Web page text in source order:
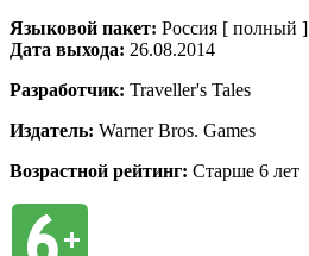
Языковой пакет: Россия [ полный ]
Дата выхода: 26.08.2014
Разработчик: Traveller's Tales
Издатель: Warner Bros. Games
Возрастной рейтинг: Старше 6 лет